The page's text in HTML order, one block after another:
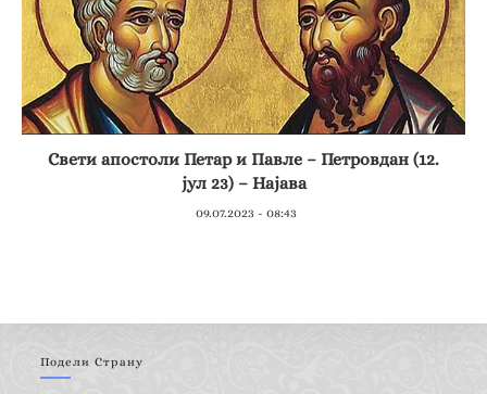
Свети апостоли Петар и Павле – Петровдан (12.
јул 23) – Најава
09.07.2023 - 08:43
Подели Страну